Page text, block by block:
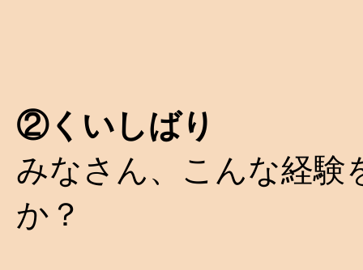
②くいしばり
みなさん、こんな経験
か？